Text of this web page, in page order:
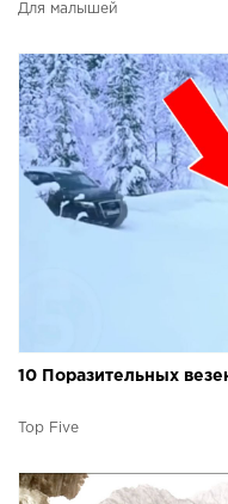
Для малышей
10 Поразительных
Top Five